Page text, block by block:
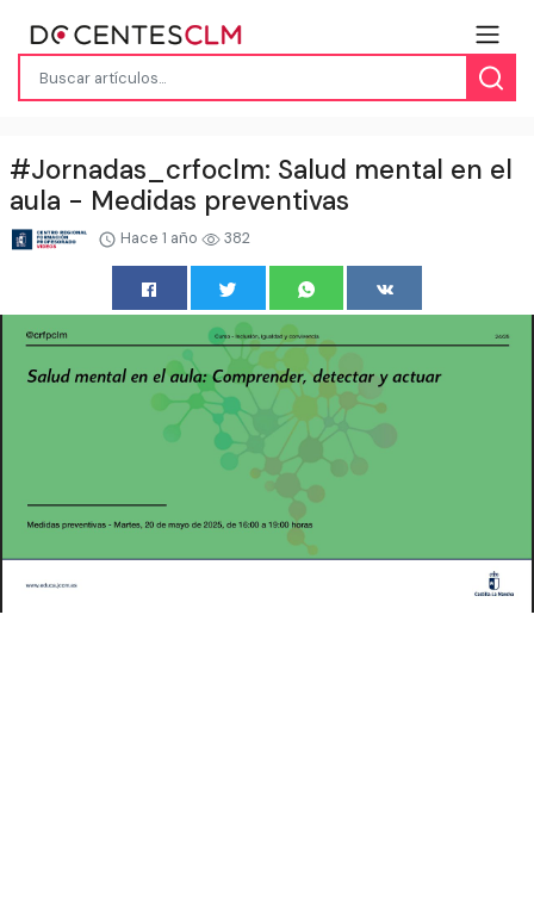
#Jornadas_crfoclm: Salud mental en el
aula - Medidas preventivas
Hace 1 año 382